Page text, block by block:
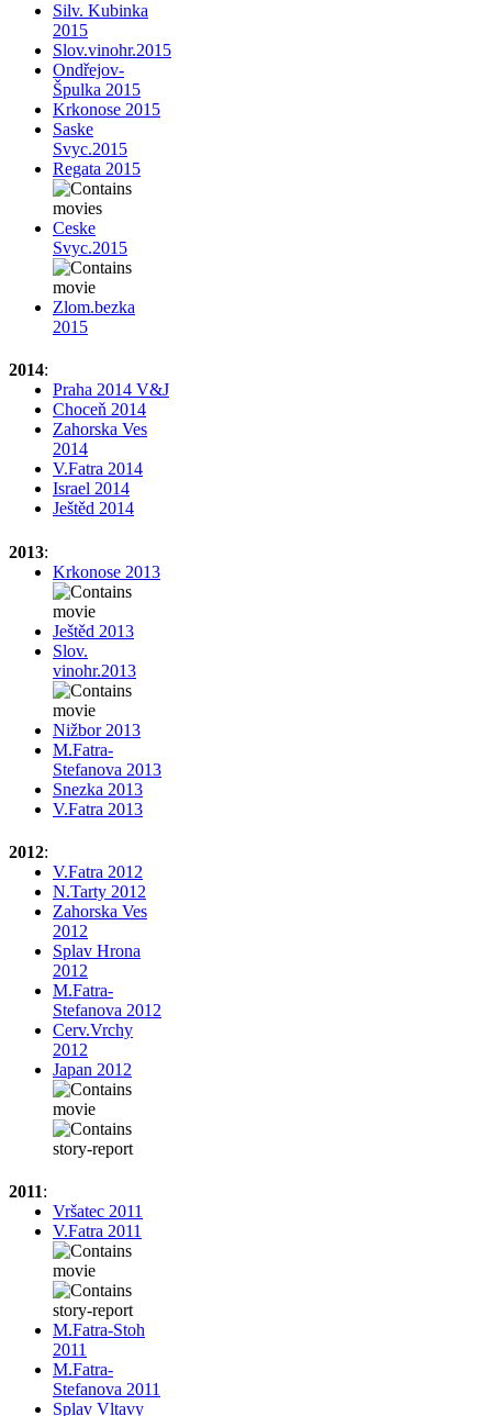
Silv. Kubinka
2015
Slov.vinohr.2015
Ondřejov-
Špulka 2015
Krkonose 2015
Saske
Svyc.2015
Regata 2015
Ceske
Svyc.2015
Zlom.bezka
2015
2014:
Praha 2014 V&J
Choceň 2014
Zahorska Ves
2014
V.Fatra 2014
Israel 2014
Ještěd 2014
2013:
Krkonose 2013
Ještěd 2013
Slov.
vinohr.2013
Nižbor 2013
M.Fatra-
Stefanova 2013
Snezka 2013
V.Fatra 2013
2012:
V.Fatra 2012
N.Tarty 2012
Zahorska Ves
2012
Splav Hrona
2012
M.Fatra-
Stefanova 2012
Cerv.Vrchy
2012
Japan 2012
2011:
Vršatec 2011
V.Fatra 2011
M.Fatra-Stoh
2011
M.Fatra-
Stefanova 2011
Splav Vltavy